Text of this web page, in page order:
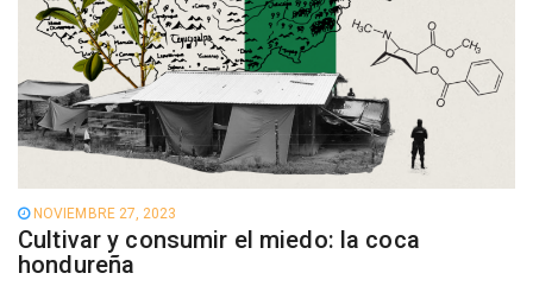
NOVIEMBRE 27, 2023
Cultivar y consumir el miedo: la coca
hondureña